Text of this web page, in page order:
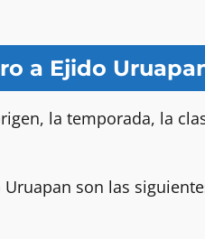
a Ejido
la temporada, la
son las